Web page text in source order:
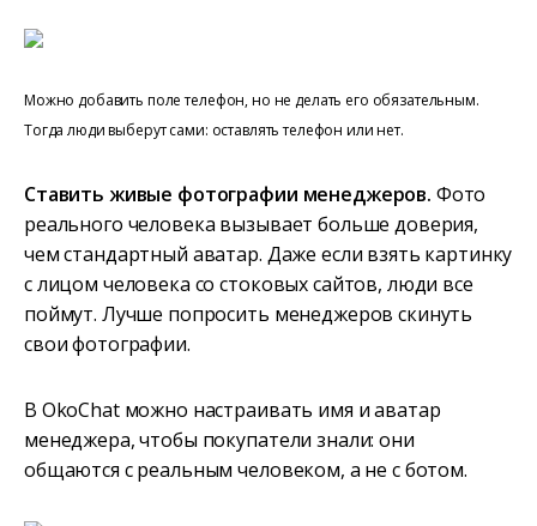
Можно добавить поле телефон, но не делать его обязательным.
Тогда люди выберут сами: оставлять телефон или нет.
Ставить живые фотографии менеджеров. Фото
реального человека вызывает больше доверия,
чем стандартный аватар. Даже если взять картинку
с лицом человека со стоковых сайтов, люди все
поймут. Лучше попросить менеджеров скинуть
свои фотографии.
В OkoChat можно настраивать имя и аватар
менеджера, чтобы покупатели знали: они
общаются с реальным человеком, а не с ботом.